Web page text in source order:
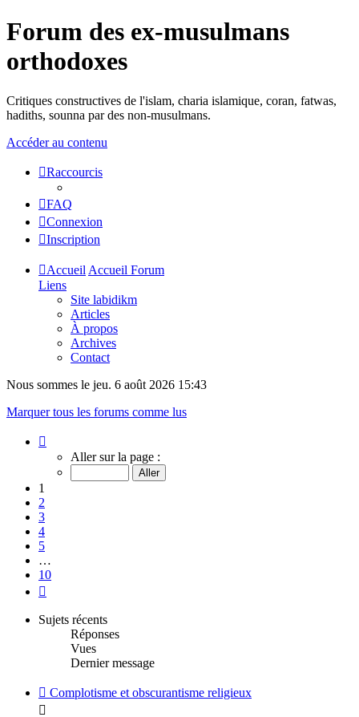
Forum des ex-musulmans
orthodoxes
Critiques constructives de l'islam, charia islamique, coran, fatwas,
hadiths, sounna par des non-musulmans.
Accéder au contenu
Raccourcis
FAQ
Connexion
Inscription
Accueil Accueil Forum
Liens
Site labidikm
Articles
À propos
Archives
Contact
Nous sommes le jeu. 6 août 2026 15:43
Marquer tous les forums comme lus
sur
Aller sur la page :
1
2
3
4
5
…
10
Sujets récents
Réponses
Vues
Dernier message
Complotisme et obscurantisme religieux